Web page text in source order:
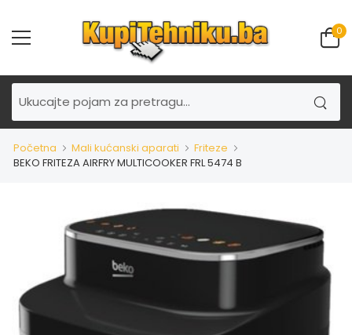
0
Početna Mali kućanski aparati
Friteze
BEKO FRITEZA AIRFRY MULTICOOKER FRL 5474 B